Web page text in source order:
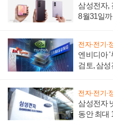
삼성전자,
8월31일
전자·전기·
엔비디아 '
검토, 삼성
전자·전기·
삼성전자
동안 최대